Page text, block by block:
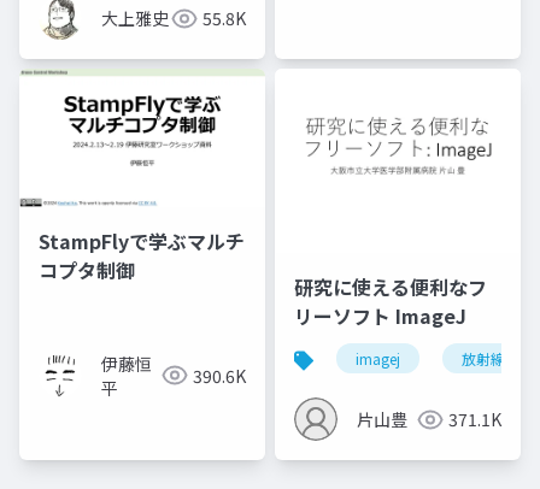
大上雅史 55.8K
StampFlyで学ぶマルチ
コプタ制御
伊藤恒
平
390.6K
研究に使える便利なフ
リーソフト ImageJ
imagej 放射線技師
片山豊 371.1K